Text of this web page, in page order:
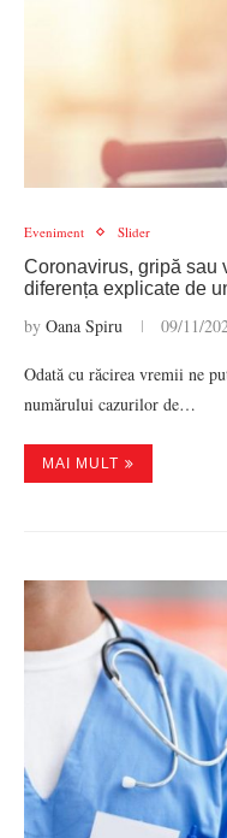
Eveniment Slider
Coronavirus, gripă sau
diferența explicate de
by Oana Spiru 09/11/
Odată cu răcirea vremii ne
numărului cazurilor de…
MAI MULT